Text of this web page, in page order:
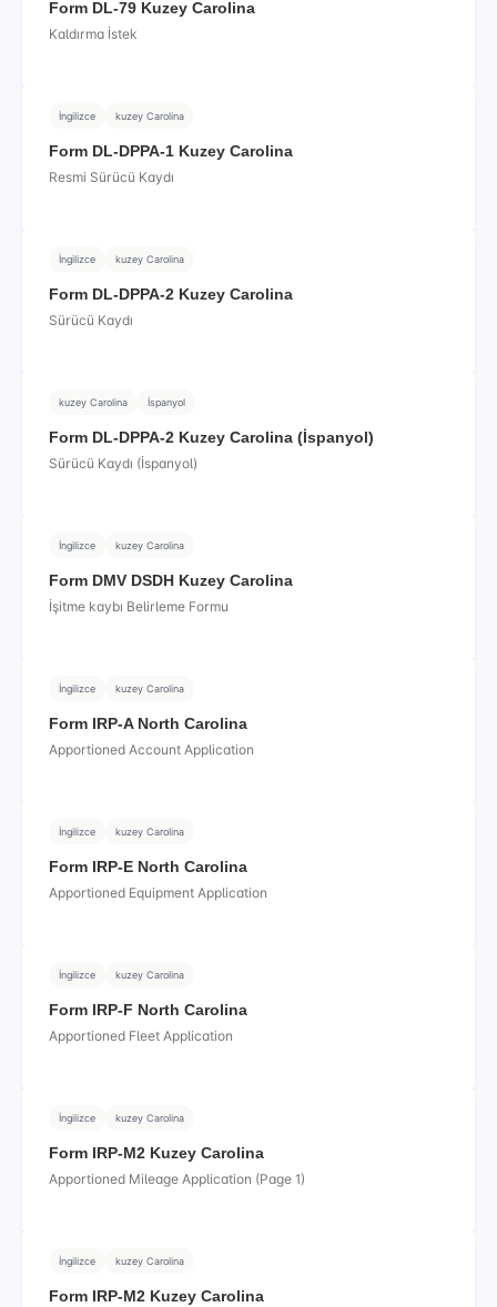
Form DL-79 Kuzey Carolina
Kaldırma İstek
İngilizce kuzey Carolina
Form DL-DPPA-1 Kuzey Carolina
Resmi Sürücü Kaydı
İngilizce kuzey Carolina
Form DL-DPPA-2 Kuzey Carolina
Sürücü Kaydı
kuzey Carolina İspanyol
Form DL-DPPA-2 Kuzey Carolina (İspanyol)
Sürücü Kaydı (İspanyol)
İngilizce kuzey Carolina
Form DMV DSDH Kuzey Carolina
İşitme kaybı Belirleme Formu
İngilizce kuzey Carolina
Form IRP-A North Carolina
Apportioned Account Application
İngilizce kuzey Carolina
Form IRP-E North Carolina
Apportioned Equipment Application
İngilizce kuzey Carolina
Form IRP-F North Carolina
Apportioned Fleet Application
İngilizce kuzey Carolina
Form IRP-M2 Kuzey Carolina
Apportioned Mileage Application (Page 1)
İngilizce kuzey Carolina
Form IRP-M2 Kuzey Carolina